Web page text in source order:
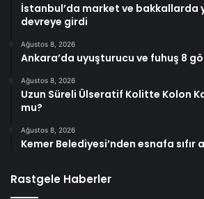
İstanbul’da market ve bakkallarda
devreye girdi
Ağustos 8, 2026
Ankara’da uyuşturucu ve fuhuş 8
Ağustos 8, 2026
Uzun Süreli Ülseratif Kolitte Kolon
mu?
Ağustos 8, 2026
Kemer Belediyesi’nden esnafa
Rastgele Haberler